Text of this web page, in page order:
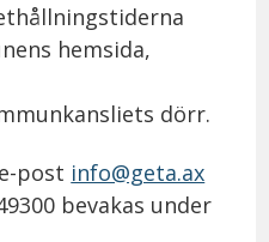
hemsida,
dörr.
post info@geta.ax
bevakas under